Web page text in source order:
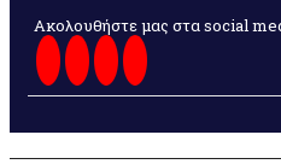
Ακολουθήστε μας στα social